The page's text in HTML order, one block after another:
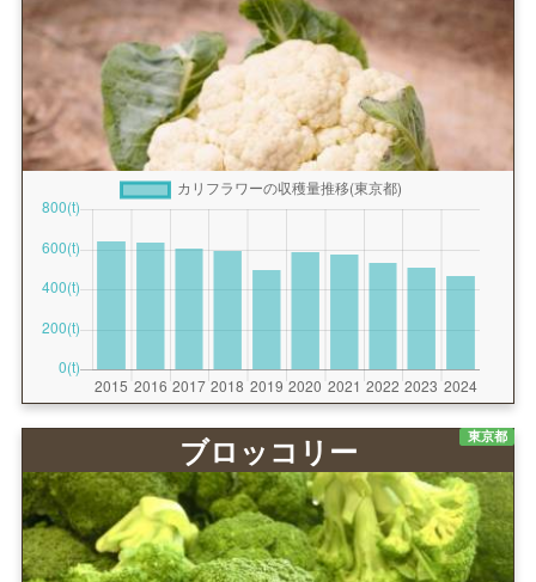
東京都
ブロッコリー